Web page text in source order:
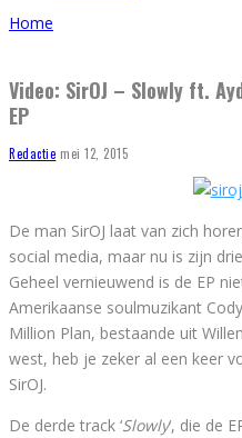
Home
Video: SirOJ – Slowly ft.
EP
Redactie mei 12, 2015
De man SirOJ laat van zich
social media, maar nu is zijn
Geheel vernieuwend is de EP
Amerikaanse soulmuzikant
Million Plan, bestaande uit
west, heb je zeker al een keer
SirOJ.
De derde track ‘Slowly‘, die de